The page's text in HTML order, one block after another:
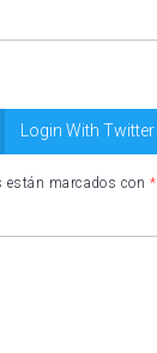
Login With Twitter
marcados con *